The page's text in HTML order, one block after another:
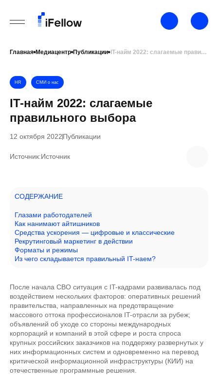
Главная Медиацентр Публикации IT-найм 2022: слагаемые правильного выбора
IT-найм 2022: слагаемые
правильного выбора
HR СМИ о нас
12 октября 2022Публикации
Источник:Источник
СОДЕРЖАНИЕ
Глазами работодателей
Как нанимают айтишников
Средства ускорения — цифровые и классические
Рекрутинговый маркетинг в действии
Форматы и режимы
Из чего складывается правильный IT-наем?
После начала СВО ситуация с IT-кадрами развивалась под
воздействием нескольких факторов: оперативных решений
правительства, направленных на предотвращение
массового оттока профессионалов IT-отрасли за рубеж;
объявлений об уходе со стороны международных
корпораций и компаний в этой сфере и роста спроса
крупных российских заказчиков на поддержку развернутых у
них информационных систем и одновременно на перевод
критической информационной инфраструктуры (КИИ) на
отечественные программные решения.